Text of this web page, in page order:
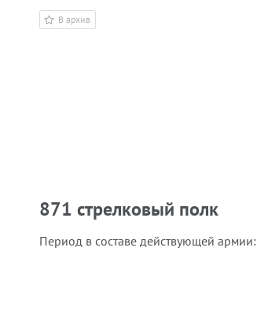
В архив
871 стрелковый полк
Период в составе действующей армии: